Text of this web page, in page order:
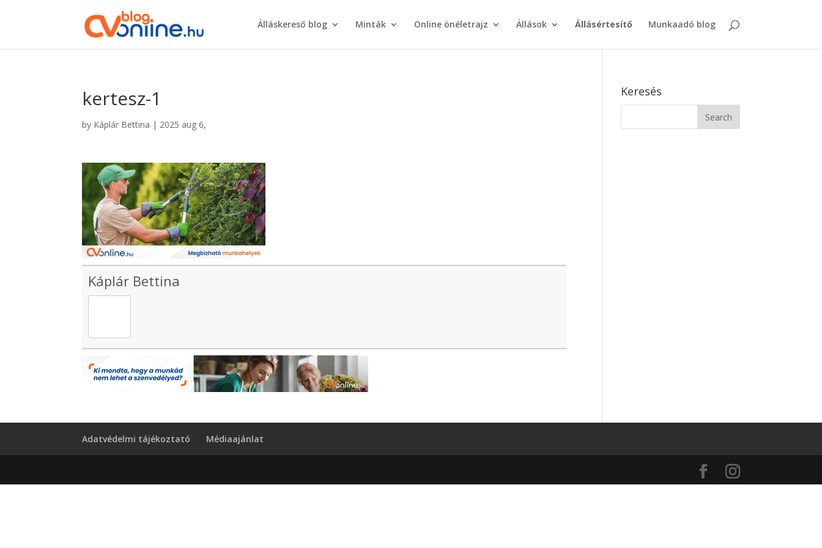
Álláskereső blog Minták Online önéletrajz Állások Állásértesítő Munkaadó blog
kertesz-1
by Káplár Bettina | 2025 aug 6,
Káplár Bettina
Keresés
Adatvédelmi tájékoztató Médiaajánlat